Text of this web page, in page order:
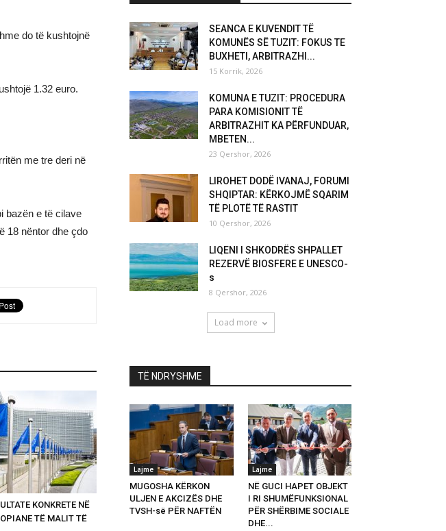
do të kushtojnë
1.32 euro.
me tre deri në
bazën e të cilave
18 nëntor dhe çdo
KONKRETE NË
TË MALIT TË
SEANCA E KUVENDIT TË
KOMUNËS SË TUZIT: FOKUS TE
BUXHETI, ARBITRAZHI...
15 Korrik, 2026
KOMUNA E TUZIT: PROCEDURA
PARA KOMISIONIT TË
ARBITRAZHIT KA PËRFUNDUAR,
MBETEN...
23 Qershor, 2026
LIROHET DODË IVANAJ, FORUMI
SHQIPTAR: KËRKOJMË SQARIM
TË PLOTË TË RASTIT
10 Qershor, 2026
LIQENI I SHKODRËS SHPALLET
REZERVË BIOSFERE E UNESCO-
s
8 Qershor, 2026
Load more
TË NDRYSHME
Lajme
MUGOSHA KËRKON
ULJEN E AKCIZËS DHE
TVSH-së PËR NAFTËN
Lajme
NË GUCI HAPET OBJEKT
I RI SHUMËFUNKSIONAL
PËR SHËRBIME SOCIALE
DHE...